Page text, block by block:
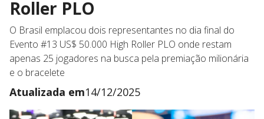
Roller PLO
O Brasil emplacou dois representantes no dia final do
Evento #13 US$ 50.000 High Roller PLO onde restam
apenas 25 jogadores na busca pela premiação milionária
e o bracelete
Atualizada em14/12/2025